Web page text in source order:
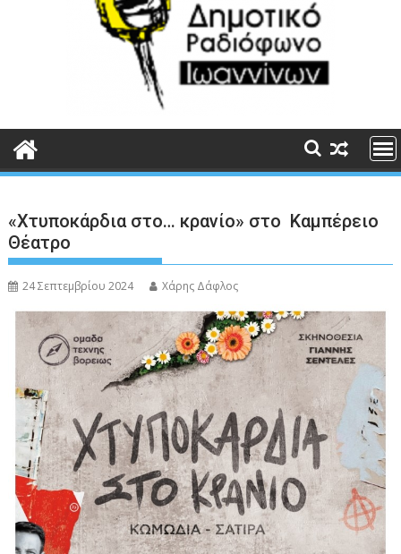
«Χτυποκάρδια στο… κρανίο» στο Καμπέρειο
Θέατρο
24 Σεπτεμβρίου 2024 Χάρης Δάφλος